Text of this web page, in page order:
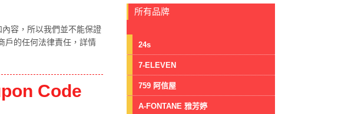
容，所以我們並不能保證
戶的任何法律責任，詳情
Code
所有品牌
24s
7-ELEVEN
759 阿信屋
A-FONTANE 雅芳婷